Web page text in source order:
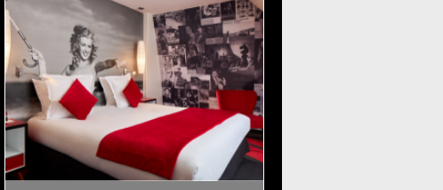
Occitanie Hauts-de-France
Loire Provence-Alpes-Côte-d'Azur
vakanties DMC